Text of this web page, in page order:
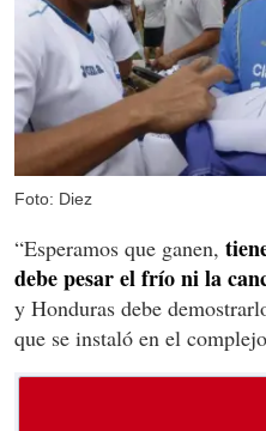
Foto: Diez
“Esperamos que ganen,
debe pesar el frío ni la
y Honduras debe
que se instaló en el